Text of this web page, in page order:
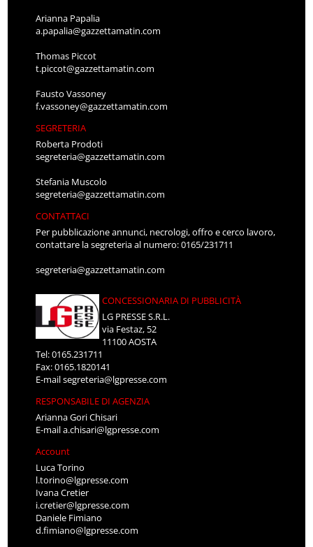
Arianna Papalia
a.papalia@gazzettamatin.com
Thomas Piccot
t.piccot@gazzettamatin.com
Fausto Vassoney
f.vassoney@gazzettamatin.com
SEGRETERIA
Roberta Prodoti
segreteria@gazzettamatin.com
Stefania Muscolo
segreteria@gazzettamatin.com
CONTATTACI
Per pubblicazione annunci, necrologi, offro e cerco lavoro,
contattare la segreteria al numero: 0165/231711
segreteria@gazzettamatin.com
CONCESSIONARIA DI PUBBLICITÀ
LG PRESSE S.R.L.
via Festaz, 52
11100 AOSTA
Tel: 0165.231711
Fax: 0165.1820141
E-mailsegreteria@lgpresse.com
RESPONSABILE DI AGENZIA
Arianna Gori Chisari
E-maila.chisari@lgpresse.com
Account
Luca Torino
l.torino@lgpresse.com
Ivana Cretier
i.cretier@lgpresse.com
Daniele Fimiano
d.fimiano@lgpresse.com